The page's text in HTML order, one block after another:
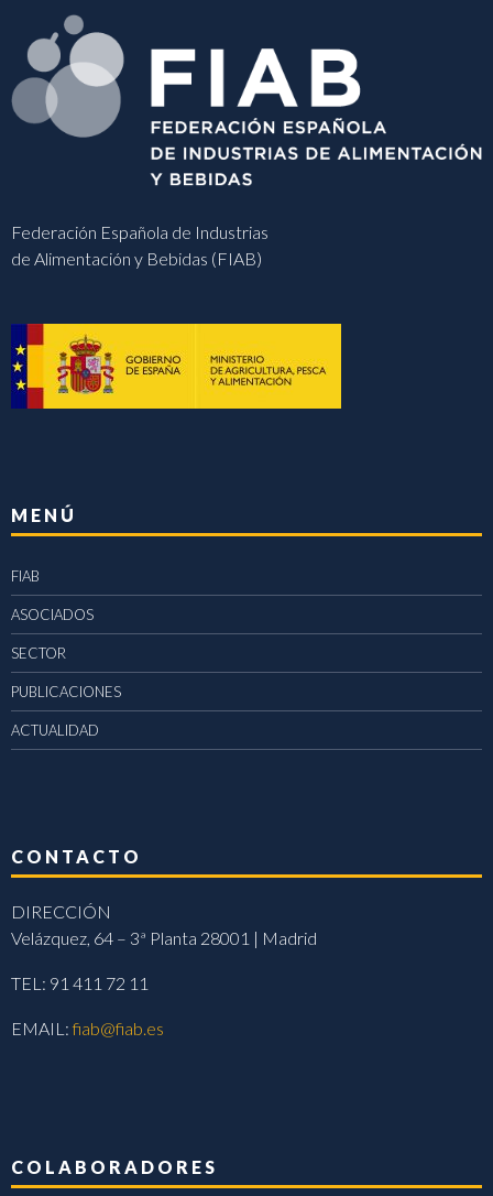
Federación Española de Industrias
de Alimentación y Bebidas (FIAB)
MENÚ
FIAB
ASOCIADOS
SECTOR
PUBLICACIONES
ACTUALIDAD
CONTACTO
DIRECCIÓN
Velázquez, 64 – 3ª Planta 28001 | Madrid
TEL: 91 411 72 11
EMAIL:fiab@fiab.es
COLABORADORES